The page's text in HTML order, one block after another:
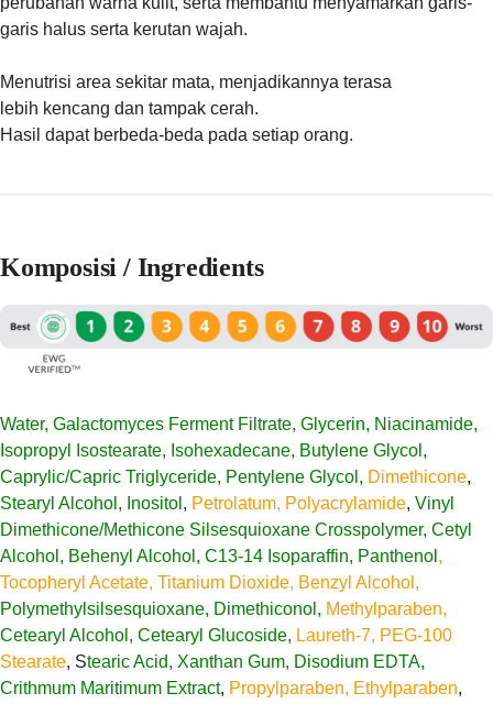
garis halus serta kerutan wajah.
Menutrisi area sekitar mata, menjadikannya terasa
lebih kencang dan tampak cerah.
Hasil dapat berbeda-beda pada setiap orang.
Komposisi / Ingredients
Water, Galactomyces Ferment Filtrate, Glycerin, Niacinamide,
Isopropyl Isostearate, Isohexadecane, Butylene Glycol,
Caprylic/Capric Triglyceride, Pentylene Glycol, Dimethicone,
Stearyl Alcohol, Inositol , Petrolatum, Polyacrylamide, Vinyl
Dimethicone/Methicone Silsesquioxane Crosspolymer, Cetyl
Alcohol, Behenyl Alcohol, C13-14 Isoparaffin, Panthenol ,
Tocopheryl Acetate, Titanium Dioxide, Benzyl Alcohol,
Polymethylsilsesquioxane, Dimethiconol, Methylparaben,
Cetearyl Alcohol, Cetearyl Glucoside, Laureth-7, PEG-100
Stearate, Stearic Acid, Xanthan Gum, Disodium EDTA,
Crithmum Maritimum Extract, Propylparaben, Ethylparaben,